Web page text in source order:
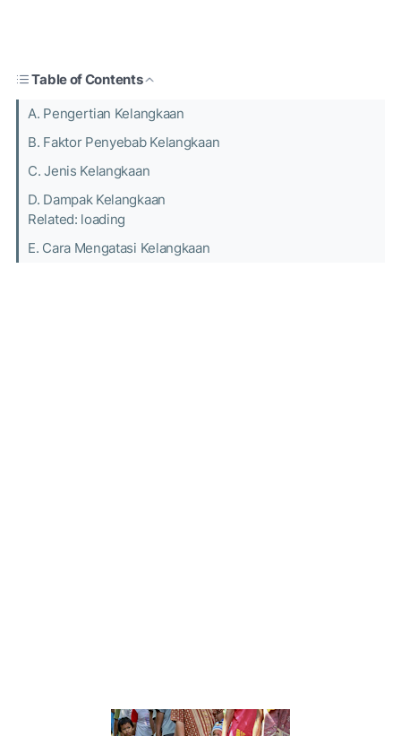
Table of Contents
A. Pengertian Kelangkaan
B. Faktor Penyebab Kelangkaan
C. Jenis Kelangkaan
D. Dampak Kelangkaan
Related: loading
E. Cara Mengatasi Kelangkaan